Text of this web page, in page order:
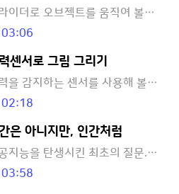
슬라이더로 오브젝트를 움직여 볼까요?
03:06
센서로 그림 그리기
압력을 감지하는 센서를 사용해 볼까요?
02:18
은 아니지만, 인간처럼
인공지능을 탄생시킨 최초의 질문. '기계도 인간처럼 생각할 수 있을까?'
03:58